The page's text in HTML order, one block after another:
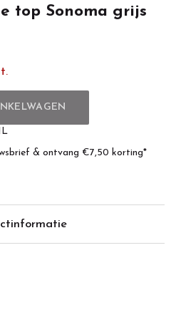
top Sonoma grijs
& ontvang €7,50 korting*